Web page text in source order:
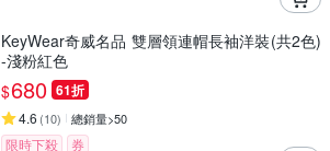
KeyWear奇威名品 雙層領連帽長袖洋裝(共2色)
-淺粉紅色
$680 61折
4.6 (10) 總銷量>50
限時下殺 券